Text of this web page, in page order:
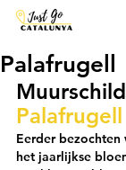
Palafrugell
Palafrugell
Eerder
het jaarlijkse